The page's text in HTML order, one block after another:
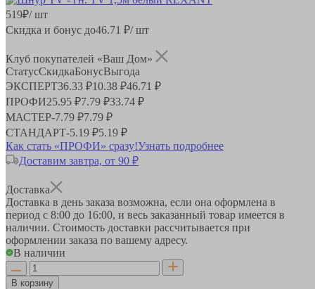
519₽/ шт
Скидка и бонус до46.71 ₽/ шт
Клуб покупателей «Ваш Дом»
СтатусСкидкаБонусВыгода
ЭКСПЕРТ36.33 ₽10.38 ₽46.71 ₽
ПРОФИ25.95 ₽7.79 ₽33.74 ₽
МАСТЕР-7.79 ₽7.79 ₽
СТАНДАРТ-5.19 ₽5.19 ₽
Как стать «ПРОФИ» сразу!Узнать подробнее
Доставим завтра, от 90 ₽
Доставка
Доставка в день заказа возможна, если она оформлена в
период с 8:00 до 16:00, и весь заказанный товар имеется в
наличии. Стоимость доставки рассчитывается при
оформлении заказа по вашему адресу.
В наличии
В корзину